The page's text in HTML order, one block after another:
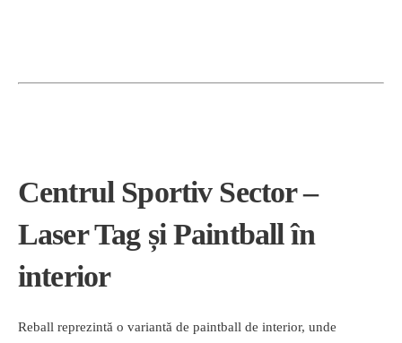
Centrul Sportiv Sector –
Laser Tag și Paintball în
interior
Reball reprezintă o variantă de paintball de interior, unde